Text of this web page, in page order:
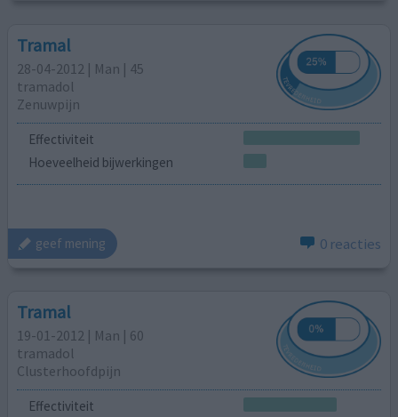
Tramal
28-04-2012 | Man | 45
tramadol
Zenuwpijn
Effectiviteit
Hoeveelheid bijwerkingen
geef mening 0 reacties
Tramal
19-01-2012 | Man | 60
tramadol
Clusterhoofdpijn
Effectiviteit